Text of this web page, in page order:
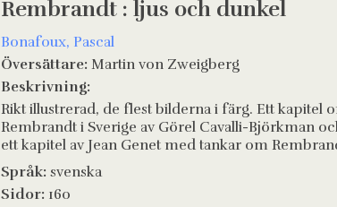
Rembrandt : ljus och dunkel
Bonafoux, Pascal
Översättare: Martin von Zweigberg
Beskrivning:
Rikt illustrerad, de flest bilderna i färg. Ett kapitel
Rembrandt i Sverige av Görel Cavalli-Björkman
ett kapitel av Jean Genet med tankar om
Språk: svenska
Sidor: 160